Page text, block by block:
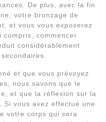
De plus, avec la fin
votre bronzage de
et vous vous exposerez
compris, commencer
considérablement
et que vous prévoyez
nous savons que le
et que la réflexion sur la
vous avez effectué une
votre corps qui sera